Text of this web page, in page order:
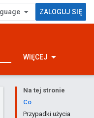
ZALOGUJ SIĘ
WIĘCEJ
Na tej stronie
Co
Przypadki użycia